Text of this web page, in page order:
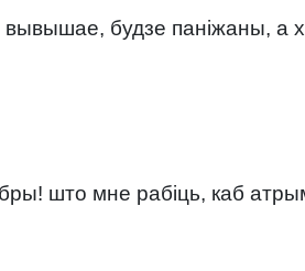
будзе паніжаны, а
што мне рабіць, каб